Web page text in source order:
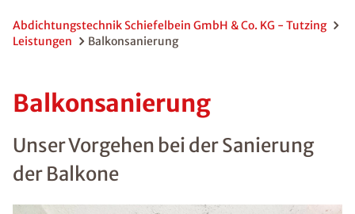
Abdichtungstechnik Schiefelbein GmbH & Co. KG - Tutzing
Leistungen
Balkonsanierung
Balkonsanierung
Unser Vorgehen bei der Sanierung
der Balkone